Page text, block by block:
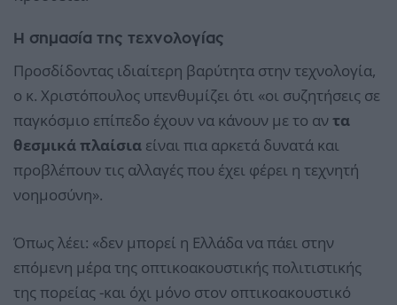
H σημασία της τεχνολογίας
Προσδίδοντας ιδιαίτερη βαρύτητα στην τεχνολογία,
ο κ. Χριστόπουλος υπενθυμίζει ότι «οι συζητήσεις σε
παγκόσμιο επίπεδο έχουν να κάνουν με το αντα
θεσμικά πλαίσια είναι πια αρκετά δυνατά και
προβλέπουν τις αλλαγές που έχει φέρει η τεχνητή
νοημοσύνη».
Όπως λέει: «δεν μπορεί η Ελλάδα να πάει στην
επόμενη μέρα της οπτικοακουστικής πολιτιστικής
της πορείας -και όχι μόνο στον οπτικοακουστικό